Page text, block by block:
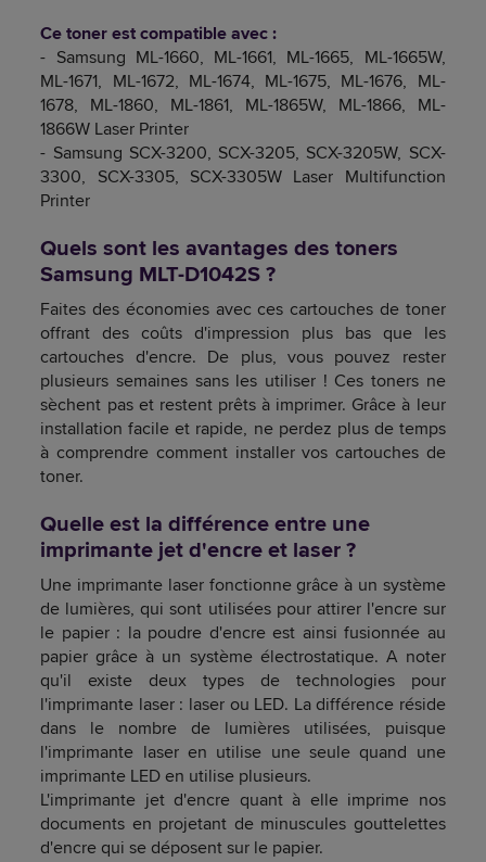
Ce toner est compatible avec :
- Samsung ML-1660, ML-1661, ML-1665, ML-1665W,
ML-1671, ML-1672, ML-1674, ML-1675, ML-1676, ML-
1678, ML-1860, ML-1861, ML-1865W, ML-1866, ML-
1866W Laser Printer
- Samsung SCX-3200, SCX-3205, SCX-3205W, SCX-
3300, SCX-3305, SCX-3305W Laser Multifunction
Printer
Quels sont les avantages des toners
Samsung MLT-D1042S ?
Faites des économies avec ces cartouches de toner
offrant des coûts d'impression plus bas que les
cartouches d'encre. De plus, vous pouvez rester
plusieurs semaines sans les utiliser ! Ces toners ne
sèchent pas et restent prêts à imprimer. Grâce à leur
installation facile et rapide, ne perdez plus de temps
à comprendre comment installer vos cartouches de
toner.
Quelle est la différence entre une
imprimante jet d'encre et laser ?
Une imprimante laser fonctionne grâce à un système
de lumières, qui sont utilisées pour attirer l'encre sur
le papier : la poudre d'encre est ainsi fusionnée au
papier grâce à un système électrostatique. A noter
qu'il existe deux types de technologies pour
l'imprimante laser : laser ou LED. La différence réside
dans le nombre de lumières utilisées, puisque
l'imprimante laser en utilise une seule quand une
imprimante LED en utilise plusieurs.
L'imprimante jet d'encre quant à elle imprime nos
documents en projetant de minuscules gouttelettes
d'encre qui se déposent sur le papier.